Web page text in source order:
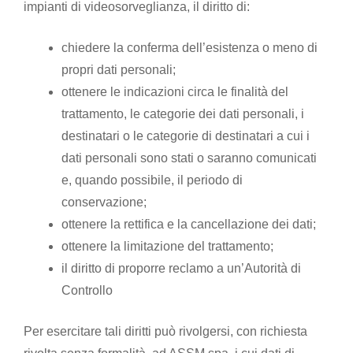
impianti di videosorveglianza, il diritto di:
chiedere la conferma dell’esistenza o meno di
propri dati personali;
ottenere le indicazioni circa le finalità del
trattamento, le categorie dei dati personali, i
destinatari o le categorie di destinatari a cui i
dati personali sono stati o saranno comunicati
e, quando possibile, il periodo di
conservazione;
ottenere la rettifica e la cancellazione dei dati;
ottenere la limitazione del trattamento;
il diritto di proporre reclamo a un’Autorità di
Controllo
Per esercitare tali diritti può rivolgersi, con richiesta